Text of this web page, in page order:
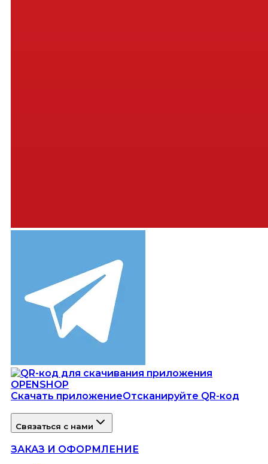
Скачать приложениеОтсканируйте QR-код
Связаться с нами
ЗАКАЗ И ОФОРМЛЕНИЕ